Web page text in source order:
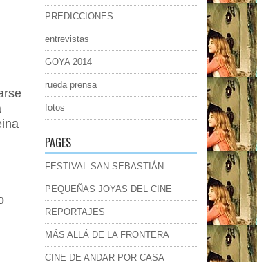
PREDICCIONES
entrevistas
GOYA 2014
rueda prensa
fotos
PAGES
FESTIVAL SAN SEBASTIÁN
PEQUEÑAS JOYAS DEL CINE
REPORTAJES
MÁS ALLÁ DE LA FRONTERA
CINE DE ANDAR POR CASA